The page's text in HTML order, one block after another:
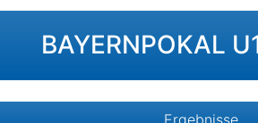
BAYERNPOKAL
Ergebnisse